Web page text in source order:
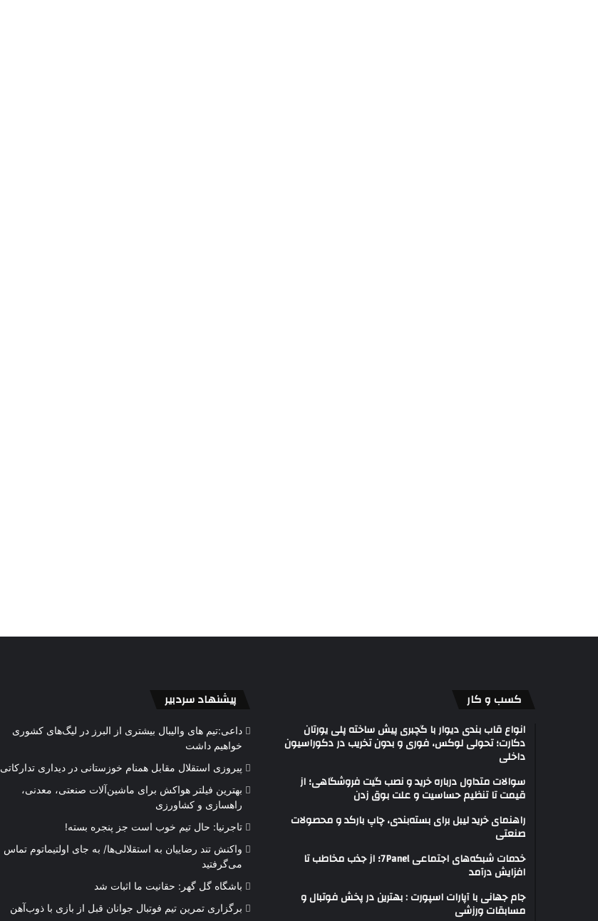
کسب و کار
انواع قاب بندی دیوار با گچبری پیش ساخته پلی یورتان
دکارت؛ تحولی لوکس، فوری و بدون تخریب در دکوراسیون
داخلی
سوالات متداول درباره خرید و نصب گیت فروشگاهی؛ از
قیمت تا تنظیم حساسیت و علت بوق زدن
راهنمای خرید لیبل برای بسته‌بندی، چاپ بارکد و محصولات
صنعتی
خدمات شبکه‌های اجتماعی 7Panel؛ از جذب مخاطب تا
افزایش درآمد
جام جهانی با آپارات اسپورت : بهترین در پخش فوتبال و
مسابقات ورزشی
پیشنهاد سردبیر
داعی:تیم های والیبال بیشتری از البرز در لیگ‌های کشوری
خواهیم داشت
پیروزی استقلال مقابل همنام خوزستانی در دیداری تدارکاتی
بهترین فیلتر هواکش برای ماشین‌آلات صنعتی، معدنی،
راهسازی و کشاورزی
تاجرنیا: حال تیم خوب است جز پنجره بسته!
واکنش تند رضاییان به استقلالی‌ها/ به جای اولتیماتوم تماس
می‌گرفتید
باشگاه گل گهر: حقانیت ما اثبات شد
برگزاری تمرین تیم فوتبال جوانان قبل از بازی با ذوب‌آهن